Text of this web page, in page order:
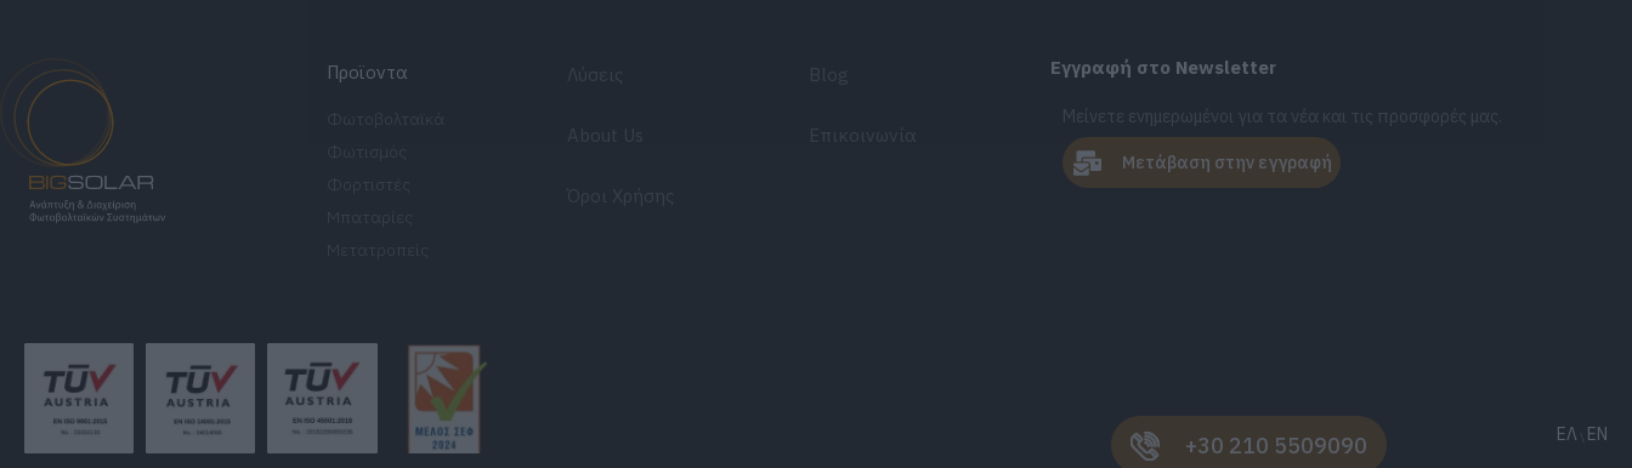
Προϊοντα
Φωτοβολταϊκά
Εγγραφή στο Newsletter
Μείνετε ενημερωμένοι για τα νέα και τις προσφορές μας.
Μετάβαση στην εγγραφή
+30 210 5509090 ΕΛ EN